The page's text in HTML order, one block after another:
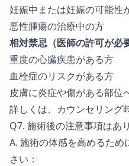
妊娠中または妊娠の可能性
悪性腫瘍の治療中の方
相対禁忌（医師の許可が必
重度の心臓疾患がある方
血栓症のリスクがある方
皮膚に炎症や傷がある部位
詳しくは、カウンセリング
Q7. 施術後の注意事項はあ
A. 施術の体感を高めるた
さい：